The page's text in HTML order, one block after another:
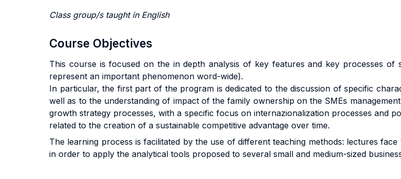
Class group/s taught in English
Course Objectives
This course is focused on the in depth analysis of key features and key processes of
represent an important phenomenon word-wide).
In particular, the first part of the program is dedicated to the discussion of specific
well as to the understanding of impact of the family ownership on the SMEs
growth strategy processes, with a specific focus on internazionalization processes and
related to the creation of a sustainable competitive advantage over time.
The learning process is facilitated by the use of different teaching methods: lectures
in order to apply the analytical tools proposed to several small and medium-sized